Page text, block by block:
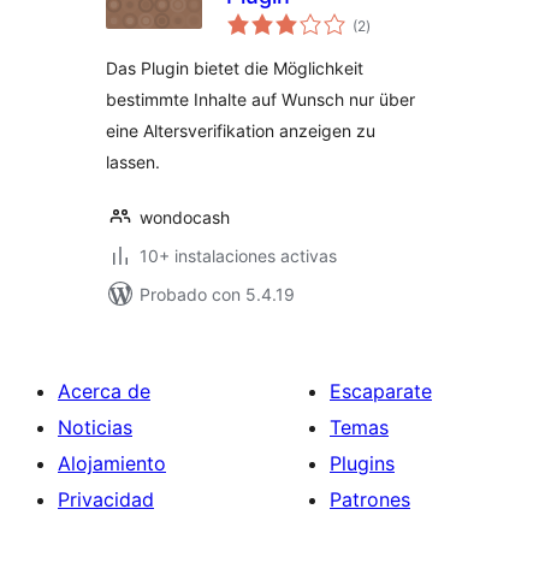
(2total
de
)
Das Plugin bietet die Möglichkeit
bestimmte Inhalte auf Wunsch nur über
eine Altersverifikation anzeigen zu
lassen.
wondocash
10+ instalaciones activas
Probado con 5.4.19
Acerca de
Noticias
Alojamiento
Privacidad
Escaparate
Temas
Plugins
Patrones